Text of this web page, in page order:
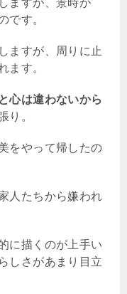
ますが、景時が
です。
ますが、周りに止
ます。
心は違わないから
り。
をやって帰したの
人たちから嫌われ
に描くのが上手い
しさがあまり目立